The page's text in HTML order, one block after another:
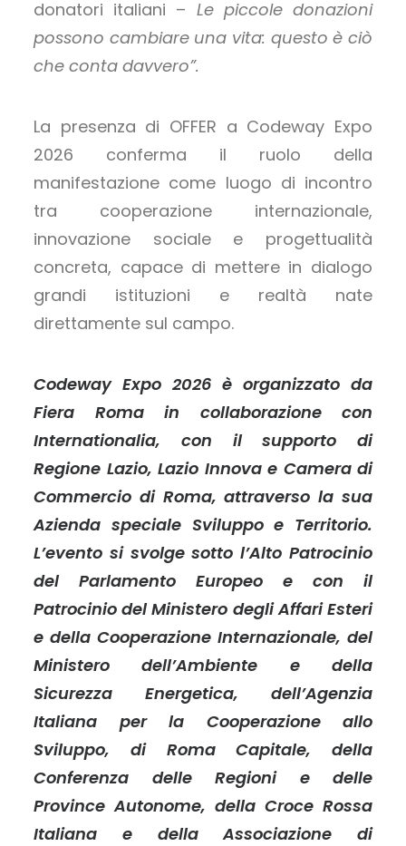
donatori italiani – Le piccole donazioni
possono cambiare una vita: questo è ciò
che conta davvero”.
La presenza di OFFER a Codeway Expo
2026 conferma il ruolo della
manifestazione come luogo di incontro
tra cooperazione internazionale,
innovazione sociale e progettualità
concreta, capace di mettere in dialogo
grandi istituzioni e realtà nate
direttamente sul campo.
Codeway Expo 2026 è organizzato da
Fiera Roma in collaborazione con
Internationalia, con il supporto di
Regione Lazio, Lazio Innova e Camera di
Commercio di Roma, attraverso la sua
Azienda speciale Sviluppo e Territorio.
L’evento si svolge sotto l’Alto Patrocinio
del Parlamento Europeo e con il
Patrocinio del Ministero degli Affari Esteri
e della Cooperazione Internazionale, del
Ministero dell’Ambiente e della
Sicurezza Energetica, dell’Agenzia
Italiana per la Cooperazione allo
Sviluppo, di Roma Capitale, della
Conferenza delle Regioni e delle
Province Autonome, della Croce Rossa
Italiana e della Associazione di